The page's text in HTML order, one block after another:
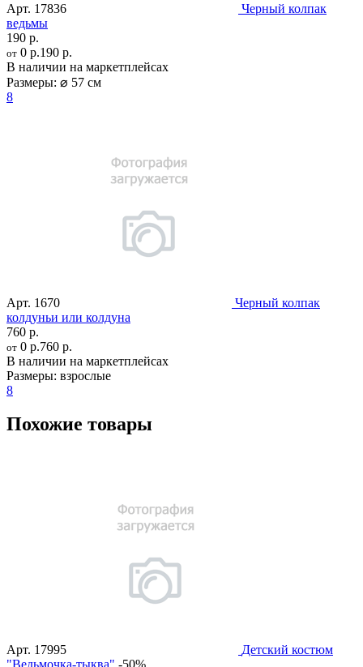
Арт. 17836
Черный колпак
ведьмы
190 р.
от 0 р.190 р.
В наличии на маркетплейсах
Размеры: ⌀ 57 см
8
Арт. 1670
Черный колпак
колдуньи или колдуна
760 р.
от 0 р.760 р.
В наличии на маркетплейсах
Размеры: взрослые
8
Похожие товары
Арт. 17995
Детский костюм